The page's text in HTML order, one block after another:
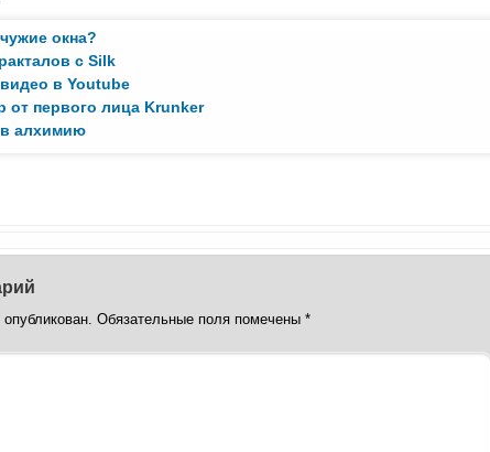
окна?
с Silk
в Youtube
от первого лица Krunker
в алхимию
Обязательные поля помечены *